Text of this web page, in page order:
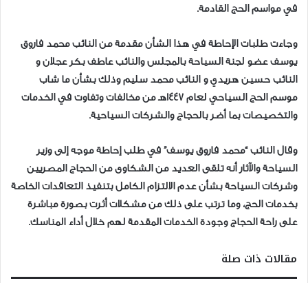
في مواسم الحج القادمة.
وجاءت طلبات الإحاطة في هذا الشأن مقدمة من النائب محمد فاروق
يوسف عضو لجنة السياحة بالمجلس والنائب عاطف بكر عجلان و
النائب حسين هريدي و النائب محمد سليم وذلك بشأن ما شاب
موسم الحج السياحي لعام ١٤٤٧هـ من مخالفات وتفاوت في الخدمات
والتخصيصات بما أضر بالحجاج والشركات السياحية.
وقال النائب “محمد فاروق يوسف” في طلب إحاطة موجه إلى وزير
السياحة والآثار أنه تلقى العديد من الشكاوى من الحجاج المصريين
وشركات السياحة بشأن عدم الالتزام الكامل بتنفيذ التعاقدات الخاصة
بخدمات الحج، وما ترتب على ذلك من مشكلات أثرت بصورة مباشرة
على راحة الحجاج وجودة الخدمات المقدمة لهم خلال أداء المناسك.
مقالات ذات صلة